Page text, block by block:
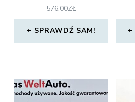
576,00ZŁ
SPRAWDŹ SAM!